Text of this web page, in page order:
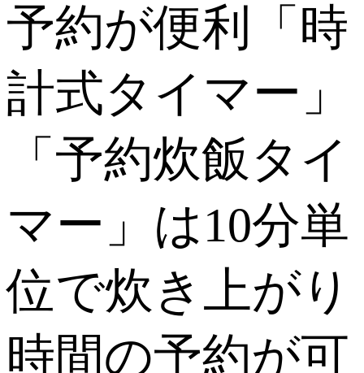
予約が便利「時
計式タイマー」
「予約炊飯タイ
マー」は10分単
位で炊き上がり
時間の予約が可